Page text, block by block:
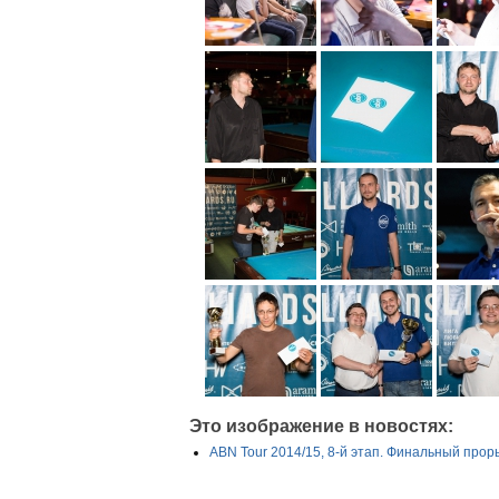
Это изображение в новостях:
ABN Tour 2014/15, 8-й этап. Финальный